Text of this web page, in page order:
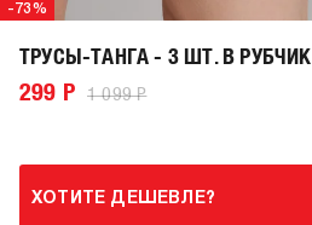
-73%
ТРУСЫ-ТАНГА - 3 ШТ. В РУБЧИК
299 Р 1 099 Р
ХОТИТЕ ДЕШЕВЛЕ?